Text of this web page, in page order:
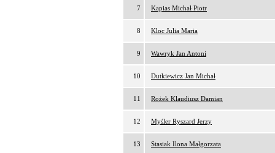
7 Kapias Michał Piotr
8 Kloc Julia Maria
9 Wawryk Jan Antoni
10 Dutkiewicz Jan Michał
11 Rożek Klaudiusz Damian
12 Myśler Ryszard Jerzy
13 Stasiak Ilona Małgorzata